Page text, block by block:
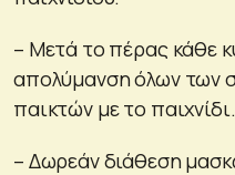
– Μετά το πέρας κάθε
απολύμανση όλων των
παικτών με το παιχνίδι.
– Δωρεάν διάθεση